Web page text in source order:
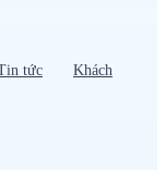
tức
Khách